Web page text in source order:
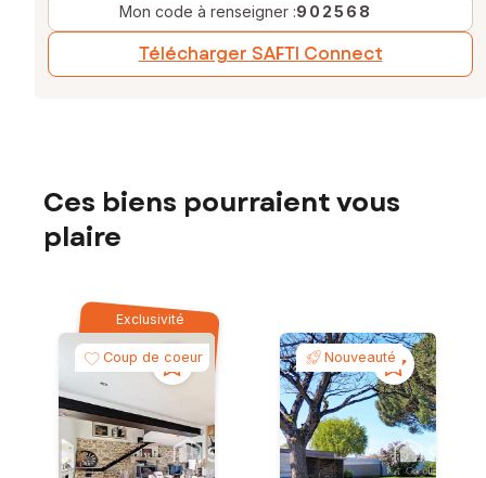
Mon code à renseigner :902568
Télécharger SAFTI Connect
Ces biens pourraient vous
plaire
Exclusivité
Coup de coeur Nouveauté